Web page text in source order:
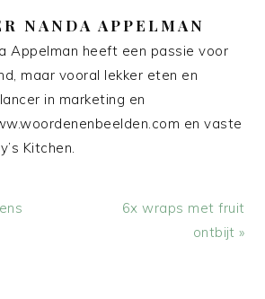
NANDA APPELMAN
Appelman heeft een passie voor
maar vooral lekker eten en
in marketing en
en vaste
Kitchen.
Volgend
6x wraps met fruit
ontbijt »